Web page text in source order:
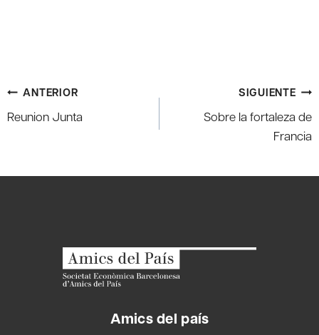
Navegación
de
ANTERIOR
Reunion Junta
SIGUIENTE
Sobre la fortaleza de
Francia
Amics del país